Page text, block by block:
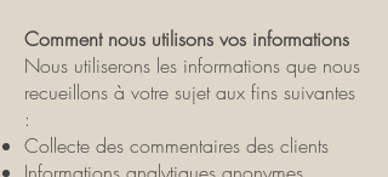
Comment nous utilisons vos informations
Nous utiliserons les informations que nous
recueillons à votre sujet aux fins suivantes
:
Collecte des commentaires des clients